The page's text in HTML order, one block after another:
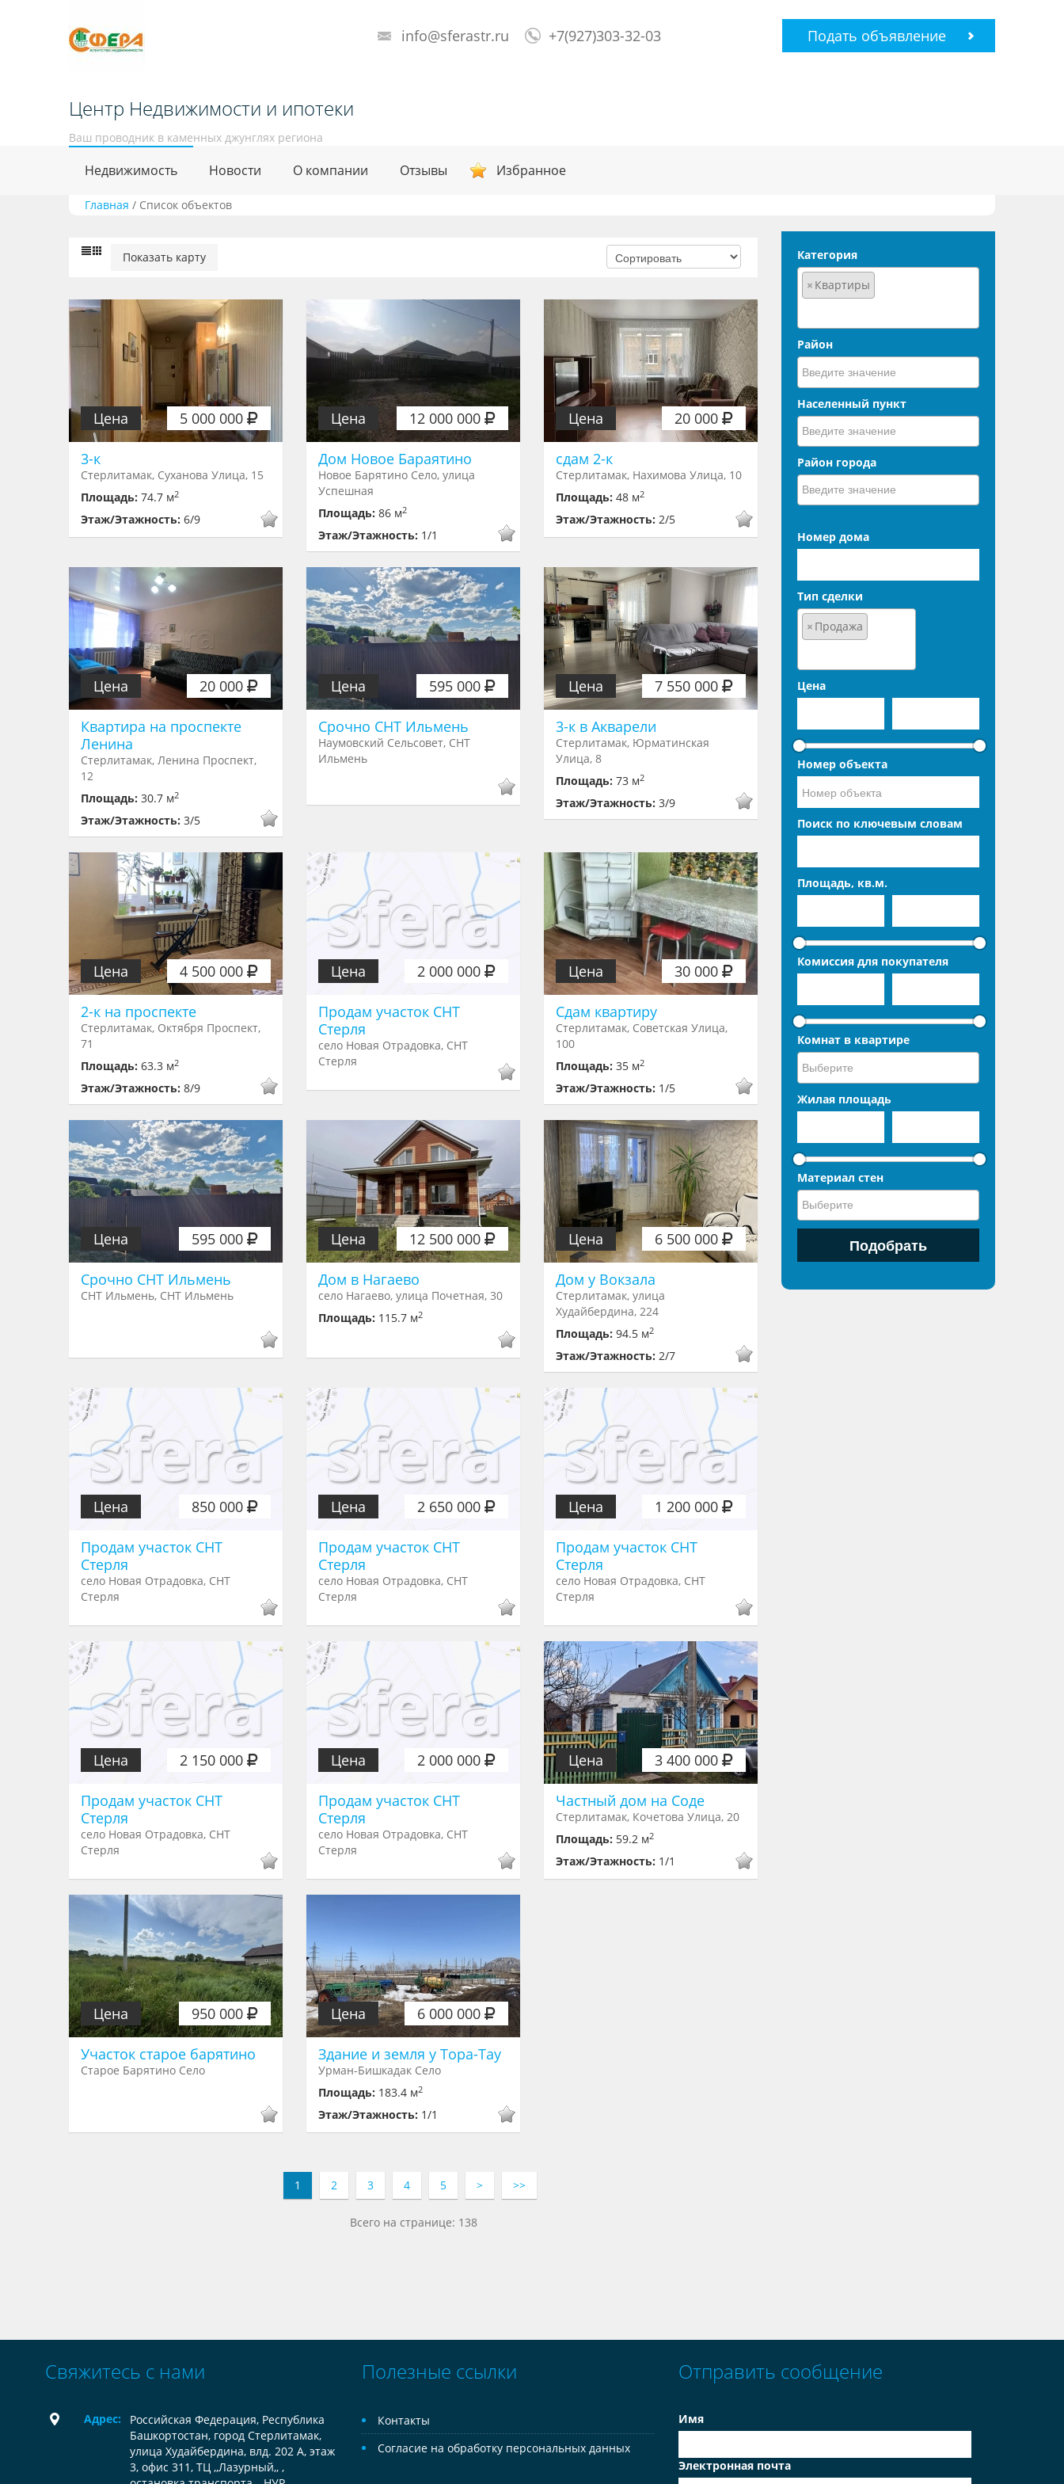
Центр Недвижимости и ипотеки
Ваш проводник в каменных джунглях региона
info@sferastr.ru +7(927)303-32-03 Подать объявление
Недвижимость Новости О компании Отзывы Избранное
Главная / Список объектов
Показать карту
5 000 000
Цена
3-к
Стерлитамак, Суханова Улица, 15
Площадь: 74.7 м2
Этаж/Этажность: 6/9
12 000 000
Цена
Дом Новое Бараятино
Новое Барятино Село, улица
Успешная
Площадь: 86 м2
Этаж/Этажность: 1/1
20 000
Цена
сдам 2-к
Стерлитамак, Нахимова Улица, 10
Площадь: 48 м2
Этаж/Этажность: 2/5
20 000
Цена
Квартира на проспекте
Ленина
Стерлитамак, Ленина Проспект,
12
Площадь: 30.7 м2
Этаж/Этажность: 3/5
595 000
Цена
Срочно СНТ Ильмень
Наумовский Сельсовет, СНТ
Ильмень
7 550 000
Цена
3-к в Акварели
Стерлитамак, Юрматинская
Улица, 8
Площадь: 73 м2
Этаж/Этажность: 3/9
4 500 000
Цена
2-к на проспекте
Стерлитамак, Октября Проспект,
71
Площадь: 63.3 м2
Этаж/Этажность: 8/9
2 000 000
Цена
Продам участок СНТ
Стерля
село Новая Отрадовка, СНТ
Стерля
30 000
Цена
Сдам квартиру
Стерлитамак, Советская Улица,
100
Площадь: 35 м2
Этаж/Этажность: 1/5
595 000
Цена
Срочно СНТ Ильмень
СНТ Ильмень, СНТ Ильмень
12 500 000
Цена
Дом в Нагаево
село Нагаево, улица Почетная, 30
Площадь: 115.7 м2
6 500 000
Цена
Дом у Вокзала
Стерлитамак, улица
Худайбердина, 224
Площадь: 94.5 м2
Этаж/Этажность: 2/7
850 000
Цена
Продам участок СНТ
Стерля
село Новая Отрадовка, СНТ
Стерля
2 650 000
Цена
Продам участок СНТ
Стерля
село Новая Отрадовка, СНТ
Стерля
1 200 000
Цена
Продам участок СНТ
Стерля
село Новая Отрадовка, СНТ
Стерля
2 150 000
Цена
Продам участок СНТ
Стерля
село Новая Отрадовка, СНТ
Стерля
2 000 000
Цена
Продам участок СНТ
Стерля
село Новая Отрадовка, СНТ
Стерля
3 400 000
Цена
Частный дом на Соде
Стерлитамак, Кочетова Улица, 20
Площадь: 59.2 м2
Этаж/Этажность: 1/1
950 000
Цена
Участок старое барятино
Старое Барятино Село
6 000 000
Цена
Здание и земля у Тора-Тау
Урман-Бишкадак Село
Площадь: 183.4 м2
Этаж/Этажность: 1/1
1 2 3 4 5 > >>
Всего на странице: 138
Категория
× Квартиры
Район
Населенный пункт
Район города
Номер дома
Тип сделки
× Продажа
Цена
Номер объекта
Поиск по ключевым словам
Площадь, кв.м.
Комиссия для покупателя
Комнат в квартире
Жилая площадь
Материал стен
Свяжитесь с нами
Адрес:
Российская Федерация, Республика
Башкортостан, город Стерлитамак,
улица Худайбердина, влд. 202 А, этаж
3, офис 311, ТЦ ,,Лазурный,, ,
Полезные ссылки
Контакты
Согласие на обработку персональных данных
Отправить сообщение
Имя
Электронная почта